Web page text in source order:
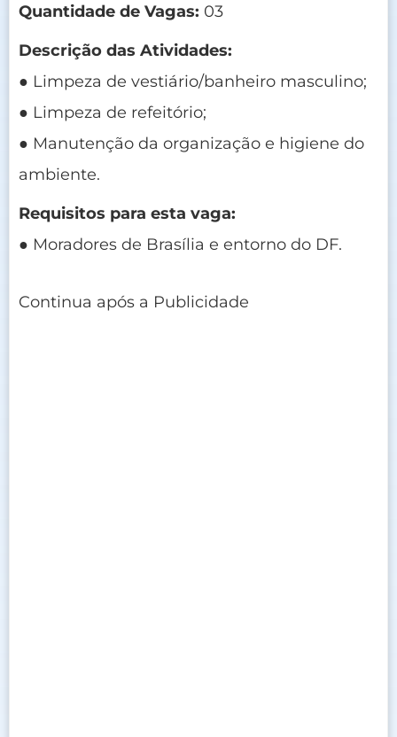
Quantidade de Vagas: 03
Descrição das Atividades:
● Limpeza de vestiário/banheiro masculino;
● Limpeza de refeitório;
● Manutenção da organização e higiene do
ambiente.
Requisitos para esta vaga:
● Moradores de Brasília e entorno do DF.
Continua após a Publicidade